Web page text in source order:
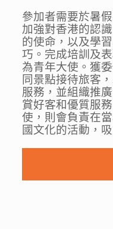
參加者需要於暑
加強對香港的認
的使命，以及學
巧。完成培訓及
為青年大使。獲
同景點接待旅客
服務，並組織推
賞好客和優質服
使，則會負責在
國文化的活動，